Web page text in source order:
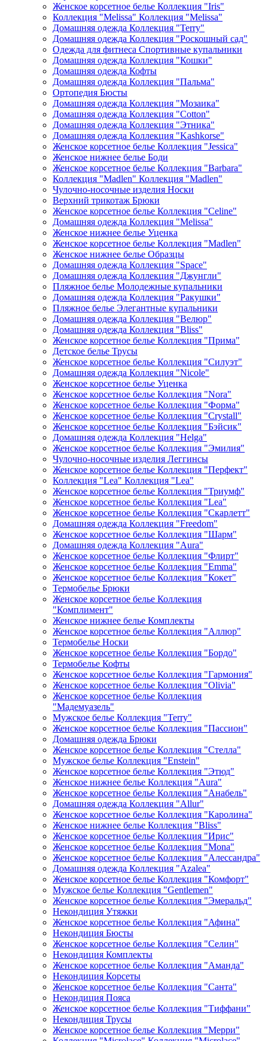
Женское корсетное белье Коллекция "Iris"
Коллекция "Melissa" Коллекция "Melissa"
Домашняя одежда Коллекция "Terry"
Домашняя одежда Коллекция "Роскошный сад"
Одежда для фитнеса Спортивные купальники
Домашняя одежда Коллекция "Кошки"
Домашняя одежда Кофты
Домашняя одежда Коллекция "Пальма"
Ортопедия Бюсты
Домашняя одежда Коллекция "Мозаика"
Домашняя одежда Коллекция "Cotton"
Домашняя одежда Коллекция "Этника"
Домашняя одежда Коллекция "Kashkorse"
Женское корсетное белье Коллекция "Jessica"
Женское нижнее белье Боди
Женское корсетное белье Коллекция "Barbara"
Коллекция "Madlen" Коллекция "Madlen"
Чулочно-носочные изделия Носки
Верхний трикотаж Брюки
Женское корсетное белье Коллекция "Celine"
Домашняя одежда Коллекция "Melissa"
Женское нижнее белье Уценка
Женское корсетное белье Коллекция "Madlen"
Женское нижнее белье Образцы
Домашняя одежда Коллекция "Space"
Домашняя одежда Коллекция "Джунгли"
Пляжное белье Молодежные купальники
Домашняя одежда Коллекция "Ракушки"
Пляжное белье Элегантные купальники
Домашняя одежда Коллекция "Велюр"
Домашняя одежда Коллекция "Bliss"
Женское корсетное белье Коллекция "Прима"
Детское белье Трусы
Женское корсетное белье Коллекция "Силуэт"
Домашняя одежда Коллекция "Nicole"
Женское корсетное белье Уценка
Женское корсетное белье Коллекция "Nora"
Женское корсетное белье Коллекция "Форма"
Женское корсетное белье Коллекция "Crystall"
Женское корсетное белье Коллекция "Бэйсик"
Домашняя одежда Коллекция "Helga"
Женское корсетное белье Коллекция "Эмилия"
Чулочно-носочные изделия Леггинсы
Женское корсетное белье Коллекция "Перфект"
Коллекция "Lea" Коллекция "Lea"
Женское корсетное белье Коллекция "Триумф"
Женское корсетное белье Коллекция "Lea"
Женское корсетное белье Коллекция "Скарлетт"
Домашняя одежда Коллекция "Freedom"
Женское корсетное белье Коллекция "Шарм"
Домашняя одежда Коллекция "Aura"
Женское корсетное белье Коллекция "Флирт"
Женское корсетное белье Коллекция "Emma"
Женское корсетное белье Коллекция "Кокет"
Термобелье Брюки
Женское корсетное белье Коллекция
"Комплимент"
Женское нижнее белье Комплекты
Женское корсетное белье Коллекция "Аллюр"
Термобелье Носки
Женское корсетное белье Коллекция "Бордо"
Термобелье Кофты
Женское корсетное белье Коллекция "Гармония"
Женское корсетное белье Коллекция "Olivia"
Женское корсетное белье Коллекция
"Мадемуазель"
Мужское белье Коллекция "Terry"
Женское корсетное белье Коллекция "Пассион"
Домашняя одежда Брюки
Женское корсетное белье Коллекция "Стелла"
Мужское белье Коллекция "Enstein"
Женское корсетное белье Коллекция "Этюд"
Женское нижнее белье Коллекция "Aura"
Женское корсетное белье Коллекция "Анабель"
Домашняя одежда Коллекция "Allur"
Женское корсетное белье Коллекция "Каролина"
Женское нижнее белье Коллекция "Bliss"
Женское корсетное белье Коллекция "Ирис"
Женское корсетное белье Коллекция "Mona"
Женское корсетное белье Коллекция "Алессандра"
Домашняя одежда Коллекция "Azalea"
Женское корсетное белье Коллекция "Комфорт"
Мужское белье Коллекция "Gentlemen"
Женское корсетное белье Коллекция "Эмеральд"
Некондиция Утяжки
Женское корсетное белье Коллекция "Афина"
Некондиция Бюсты
Женское корсетное белье Коллекция "Селин"
Некондиция Комплекты
Женское корсетное белье Коллекция "Аманда"
Некондиция Корсеты
Женское корсетное белье Коллекция "Санта"
Некондиция Пояса
Женское корсетное белье Коллекция "Тиффани"
Некондиция Трусы
Женское корсетное белье Коллекция "Мерри"